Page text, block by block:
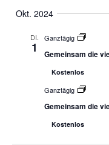
Okt. 2024
DI.
1
Ganztägig
Gemeinsam die
Kostenlos
Ganztägig
Gemeinsam die
Kostenlos